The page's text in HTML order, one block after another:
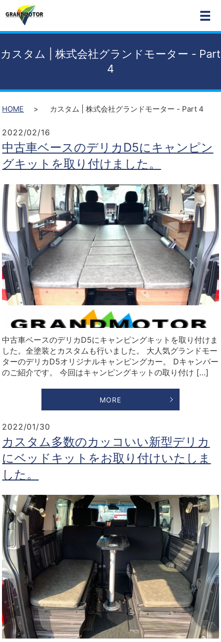
カスタム | 株式会社グランドモーター - Part
4
HOME カスタム | 株式会社グランドモーター - Part 4
2022/02/16
中古車ベースのデリカD5にキャンピン
グキットを取り付けました。
中古車ベースのデリカD5にキャンピングキットを取り付けま
した。全塗装とカスタムも行いました。 大人気グランドモー
ターのデリカD5オリジナルキャンピングカー。 Dキャンパー
のご紹介です。 今回はキャンピングキットの取り付け […]
MORE
2022/01/30
カスタム多数のカッコいい新型デリカ
にベッドキットをお取り付けいたしま
した。